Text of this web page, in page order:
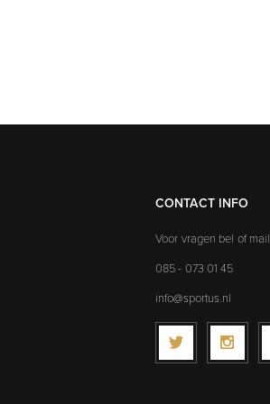
CONTACT INFO
Voor vragen bel of mail
085 - 073 01 45
info@sportus.nl